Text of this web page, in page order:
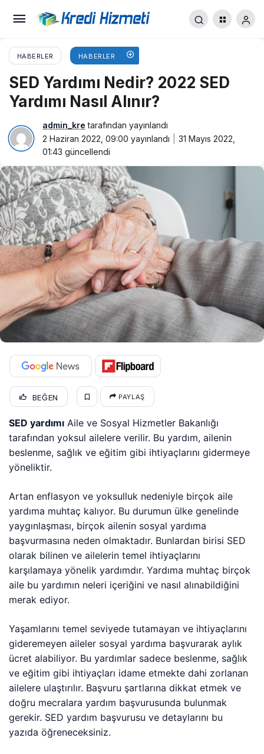
HABERLER HABERLER
SED Yardımı Nedir? 2022 SED
Yardımı Nasıl Alınır?
admin_kre tarafından yayınlandı
2 Haziran 2022, 09:00 yayınlandı
31 Mayıs 2022,
01:43 güncellendi
BEĞEN PAYLAŞ
SED yardımı Aile ve Sosyal Hizmetler Bakanlığı
tarafından yoksul ailelere verilir. Bu yardım, ailenin
beslenme, sağlık ve eğitim gibi ihtiyaçlarını gidermeye
yöneliktir.
Artan enflasyon ve yoksulluk nedeniyle birçok aile
yardıma muhtaç kalıyor. Bu durumun ülke genelinde
yaygınlaşması, birçok ailenin sosyal yardıma
başvurmasına neden olmaktadır. Bunlardan birisi SED
olarak bilinen ve ailelerin temel ihtiyaçlarını
karşılamaya yönelik yardımdır. Yardıma muhtaç birçok
aile bu yardımın neleri içeriğini ve nasıl alınabildiğini
merak ediyor.
Yaşamlarını temel seviyede tutamayan ve ihtiyaçlarını
gideremeyen aileler sosyal yardıma başvurarak aylık
ücret alabiliyor. Bu yardımlar sadece beslenme, sağlık
ve eğitim gibi ihtiyaçları idame etmekte dahi zorlanan
ailelere ulaştırılır. Başvuru şartlarına dikkat etmek ve
doğru mecralara yardım başvurusunda bulunmak
gerekir. SED yardım başvurusu ve detaylarını bu
yazıda öğreneceksiniz.